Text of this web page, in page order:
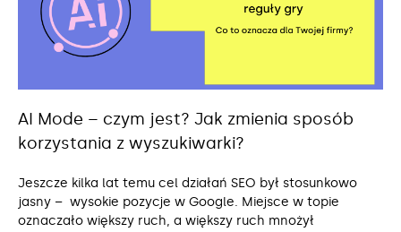
AI Mode – czym jest? Jak zmienia sposób
korzystania z wyszukiwarki?
Jeszcze kilka lat temu cel działań SEO był stosunkowo
jasny – wysokie pozycje w Google. Miejsce w topie
oznaczało większy ruch, a większy ruch mnożył